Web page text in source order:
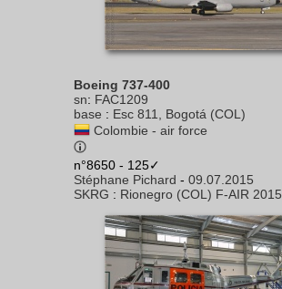
Boeing 737-400
sn: FAC1209
base : Esc 811, Bogotá (COL)
Colombie - air force
n°8650 - 125✓
Stéphane Pichard - 09.07.2015
SKRG : Rionegro (COL) F-AIR 2015